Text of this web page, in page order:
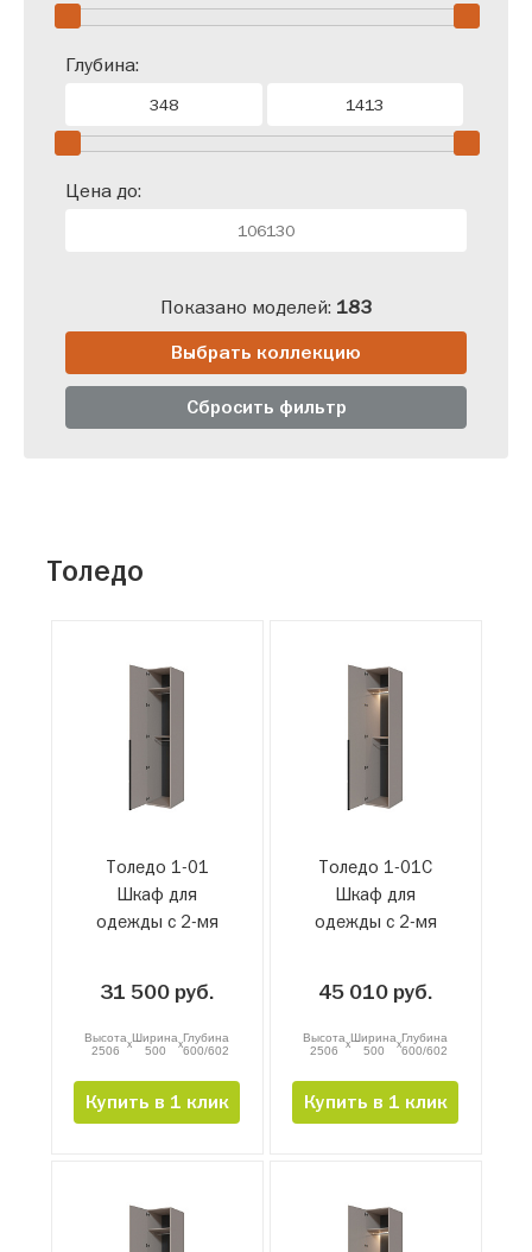
Глубина:
Цена до:
Показано моделей: 183
Сбросить фильтр
Выбрать коллекцию
Толедо
Толедо 1-01
Шкаф для
одежды с 2-мя
31 500 руб.
Высота
2506
xШирина
500
xГлубина
600/602
Купить в 1 клик
Толедо 1-01С
Шкаф для
одежды с 2-мя
45 010 руб.
Высота
2506
xШирина
500
xГлубина
600/602
Купить в 1 клик